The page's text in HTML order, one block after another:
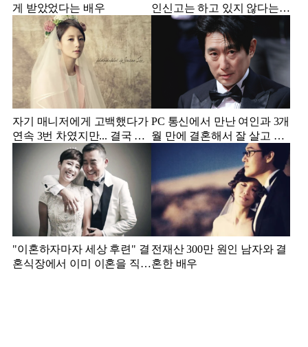
게 받았었다는 배우
인신고는 하고 있지 않다는
배우
자기 매니저에게 고백했다가
연속 3번 차였지만... 결국 결
혼에 성공한 배우
PC 통신에서 만난 여인과 3개
월 만에 결혼해서 잘 살고 있
"이혼하자마자 세상 후련" 결
혼식장에서 이미 이혼을 직감
전재산 300만 원인 남자와 결
혼한 배우